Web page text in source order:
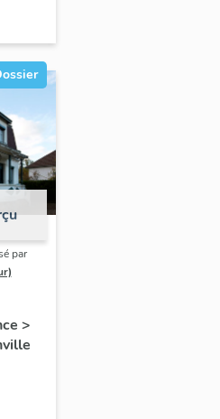
par
>